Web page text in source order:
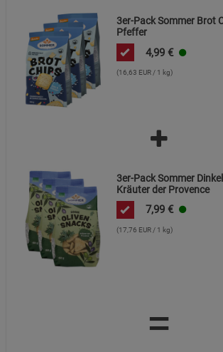
3er-Pack Sommer Brot
Pfeffer
4,99 €
(16,63 EUR / 1 kg)
3er-Pack Sommer
Kräuter der Provence
7,99 €
(17,76 EUR / 1 kg)
=
Marketing Cookies (3)
Beschreibung Marketing Cookies